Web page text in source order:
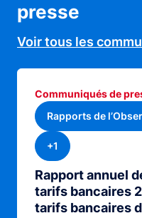
presse
Voir tous les
Rapport annuel
tarifs bancaires
tarifs bancaires
Communiqués de
Rapports de
+1